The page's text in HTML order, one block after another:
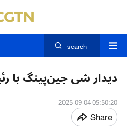
search
دیدار شی جین‌پینگ با
05:50:20 2025-09-04
Share